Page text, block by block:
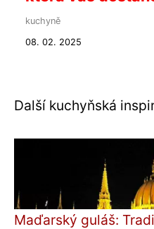
kuchyně
08. 02. 2025
Další kuchyňská
Maďarský guláš: